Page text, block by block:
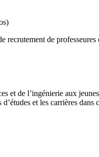
de
et de l’ingénierie aux
et les carrières dans